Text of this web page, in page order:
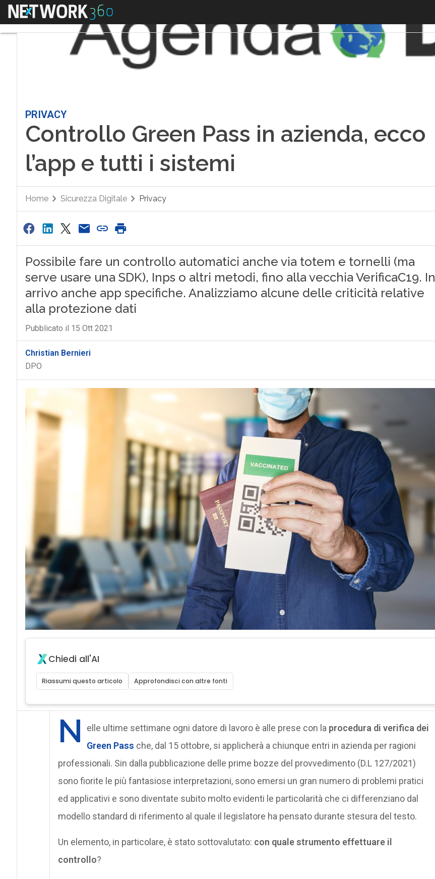
Menu
PRIVACY
Controllo Green Pass in azienda, ecco
l’app e tutti i sistemi
Home Sicurezza Digitale Privacy
Possibile fare un controllo automatici anche via totem e tornelli (ma
serve usare una SDK), Inps o altri metodi, fino alla vecchia VerificaC19. In
arrivo anche app specifiche. Analizziamo alcune delle criticità relative
alla protezione dati
Pubblicato il 15 Ott 2021
Christian Bernieri
DPO
Chiedi all'AI
Riassumi questo articolo Approfondisci con altre fonti
N elle ultime settimane ogni datore di lavoro è alle prese con la procedura di verifica dei
Green Pass che, dal 15 ottobre, si applicherà a chiunque entri in azienda per ragioni
professionali. Sin dalla pubblicazione delle prime bozze del provvedimento (D.L 127/2021)
sono fiorite le più fantasiose interpretazioni, sono emersi un gran numero di problemi pratici
ed applicativi e sono diventate subito molto evidenti le particolarità che ci differenziano dal
modello standard di riferimento al quale il legislatore ha pensato durante stesura del testo.
Un elemento, in particolare, è stato sottovalutato: con quale strumento effettuare il
controllo?
D dati personali